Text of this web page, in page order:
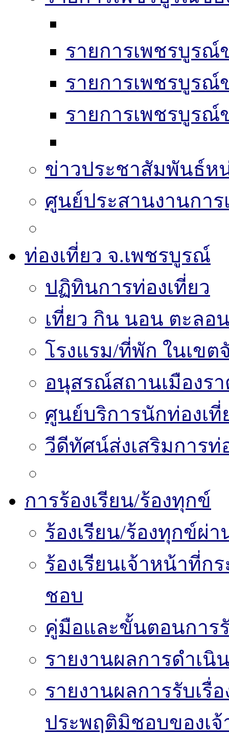
รายการเพชรบูรณ์
รายการเพชรบูรณ์
รายการเพชรบูรณ์
ข่าวประชาสัมพันธ์ห
ศูนย์ประสานงานการ
ท่องเที่ยว จ.เพชรบูรณ์
ปฏิทินการท่องเที่ยว
เที่ยว กิน นอน ตะลอ
โรงแรม/ที่พัก ในเข
อนุสรณ์สถานเมืองร
ศูนย์บริการนักท่องเที่
วีดีทัศน์ส่งเสริมการท่
การร้องเรียน/ร้องทุกข์
ร้องเรียน/ร้องทุกข์ผ่
ร้องเรียนเจ้าหน้าที่ก
ชอบ
คู่มือและขั้นตอนการรั
รายงานผลการดำเนิ
รายงานผลการรับเรื่
ประพฤติมิชอบของเ